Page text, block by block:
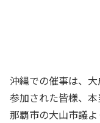
沖縄での催事は、大
参加された皆様、本
那覇市の大山市議